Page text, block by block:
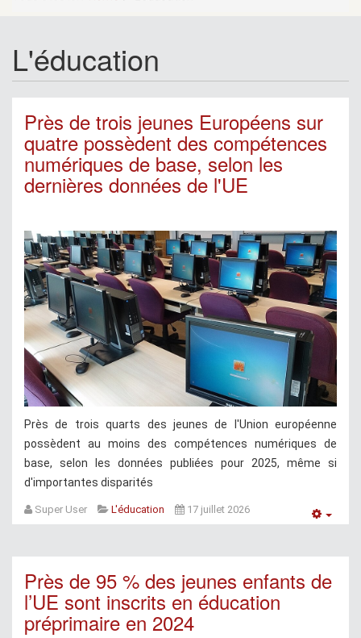
L'éducation
Près de trois jeunes Européens sur
quatre possèdent des compétences
numériques de base, selon les
dernières données de l'UE
Près de trois quarts des jeunes de l'Union européenne
possèdent au moins des compétences numériques de
base, selon les données publiées pour 2025, même si
d'importantes disparités
Super User L'éducation 17 juillet 2026
Près de 95 % des jeunes enfants de
l’UE sont inscrits en éducation
préprimaire en 2024